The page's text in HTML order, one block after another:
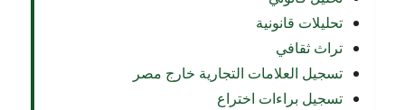
تحليلات قانونية
تراث ثقافي
تسجيل العلامات التجارية خارج مصر
تسجيل براءات اختراع